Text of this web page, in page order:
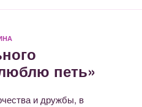
петь»
и дружбы, в